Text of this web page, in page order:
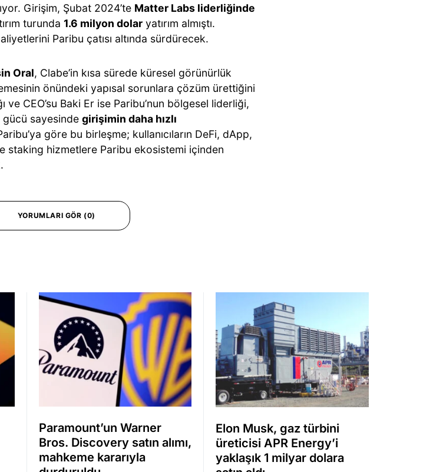
Girişim, Şubat 2024’te Matter Labs liderliğinde
turunda 1.6 milyon dolar yatırım almıştı.
Paribu çatısı altında sürdürecek.
Oral, Clabe’in kısa sürede küresel görünürlük
önündeki yapısal sorunlara çözüm ürettiğini
ve CEO’su Baki Er ise Paribu’nun bölgesel liderliği,
sayesinde girişimin daha hızlı
göre bu birleşme; kullanıcıların DeFi, dApp,
staking hizmetlere Paribu ekosistemi içinden
YORUMLARI GÖR (0)
Paramount’un Warner
Bros. Discovery satın alımı,
mahkeme kararıyla
Elon Musk, gaz türbini
üreticisi APR Energy’i
yaklaşık 1 milyar dolara